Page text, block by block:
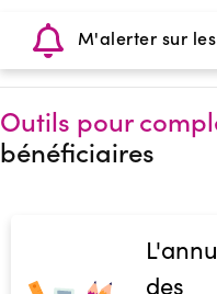
M'alerter sur
Outils pour
bénéficiaires
des